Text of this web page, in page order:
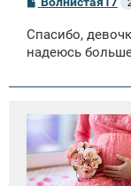
о
б
щ
е
и
Спасибо,
надеюсь